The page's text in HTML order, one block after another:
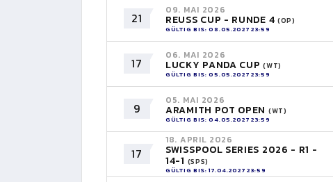
21
09. MAI 2026
REUSS CUP - RUNDE 4 (OP)
GÜLTIG BIS: 08.05.2027 23:59
17
06. MAI 2026
LUCKY PANDA CUP(WT)
GÜLTIG BIS: 05.05.2027 23:59
9
05. MAI 2026
ARAMITH POT OPEN (WT)
GÜLTIG BIS: 04.05.2027 23:59
17
18. APRIL 2026
SWISSPOOL SERIES 2026 - R1 -
14-1 (SPS)
GÜLTIG BIS: 17.04.2027 23:59